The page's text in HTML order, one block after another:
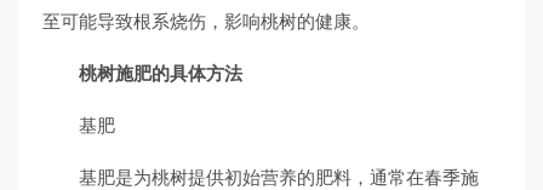
至可能导致根系烧伤，影响桃树的健康。
桃树施肥的具体方法
基肥
基肥是为桃树提供初始营养的肥料，通常在春季施